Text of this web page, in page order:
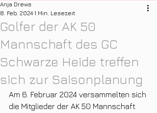
Golfer der AK 50
Mannschaft des GC
Schwarze Heide treffen
sich zur Saisonplanung
Anja Drews
8. Feb. 2024 1 Min. Lesezeit
Am 6. Februar 2024 versammelten sich
die Mitglieder der AK 50 Mannschaft